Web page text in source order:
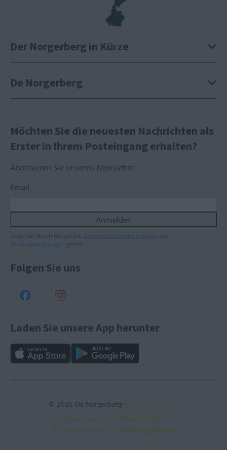
Der Norgerberg in Kürze
De Norgerberg
Möchten Sie die neuesten Nachrichten als
Erster in Ihrem Posteingang erhalten?
Abonnieren Sie unseren Newsletter.
Email
Anmelden
Gesichert durch reCaptcha, Datenschutzbestimmungen und
Servicebedingungen gelten.
Folgen Sie uns
Laden Sie unsere App herunter
© 2026 De Norgerberg·Privacy statement
·Allgemeine Geschäftsbedingungen
Buchungssystem von Booking Experts